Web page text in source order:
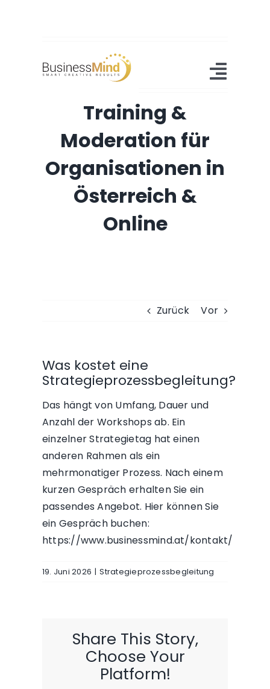
springen
Home
Angebot
Training &
Moderation für
Organisationen in
Österreich &
Online
Zurück Vor
Was kostet eine
Strategieprozessbegleitung?
Das hängt von Umfang, Dauer und
Anzahl der Workshops ab. Ein
einzelner Strategietag hat einen
anderen Rahmen als ein
mehrmonatiger Prozess. Nach einem
kurzen Gespräch erhalten Sie ein
passendes Angebot. Hier können Sie
ein Gespräch buchen:
https://www.businessmind.at/kontakt/
19. Juni 2026 | Strategieprozessbegleitung
Share This Story,
Choose Your
Platform!